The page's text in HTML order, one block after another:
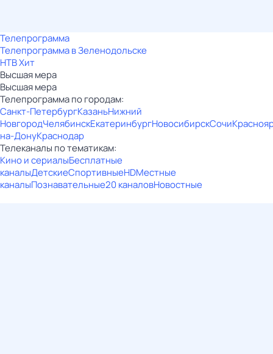
Телепрограмма
Телепрограмма в Зеленодольске
НТВ Хит
Высшая мера
Высшая мера
Телепрограмма по городам:
Санкт-ПетербургКазаньНижний
НовгородЧелябинскЕкатеринбургНовосибирскСочи
на-ДонуКраснодар
Телеканалы по тематикам:
Кино и сериалыБесплатные
каналыДетскиеСпортивныеHDМестные
каналыПознавательные20 каналовНовостные